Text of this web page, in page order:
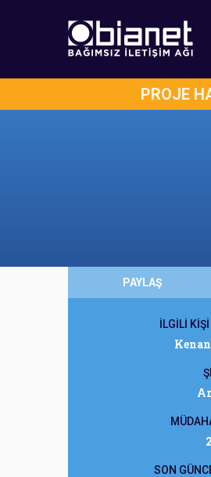
PROJE
PAYLAŞ
İLGİLİ
SON